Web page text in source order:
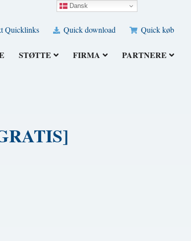
Quicklinks Quick download Quick køb
STØTTE FIRMA PARTNERE
Dansk